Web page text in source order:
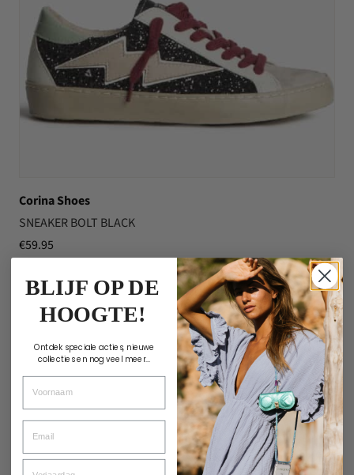
Corina Shoes
SNEAKER BOLT BLACK
€59.95
BLIJF OP DE
HOOGTE!
Ontdek speciale acties, nieuwe
collecties en nog veel meer...
Voornaam
Email
Verjaardag